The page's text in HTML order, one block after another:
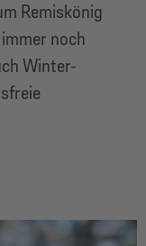
Remiskönig
noch
Winter-